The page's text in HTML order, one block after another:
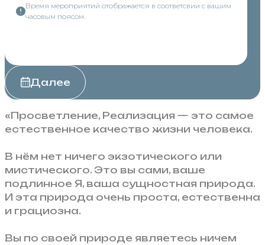
Время мероприятий отображается в соответсвии с вашим
часовым поясом.
Далее
«Просветление, Реализация — это самое
естественное качество жизни человека.
В нём нет ничего экзотического или
мистического. Это вы сами, ваше
подлинное Я, ваша сущностная природа.
И эта природа очень проста, естественна
и грациозна.
Вы по своей природе являетесь ничем